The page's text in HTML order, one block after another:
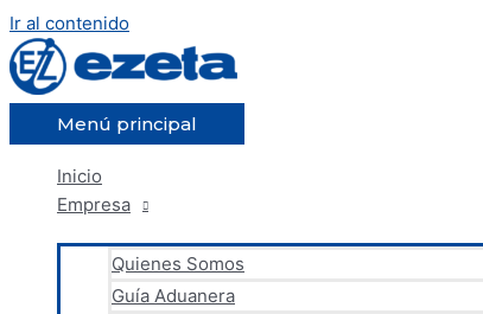
Ir al contenido
Menú principal
Inicio
Empresa
Quienes Somos
Guía Aduanera